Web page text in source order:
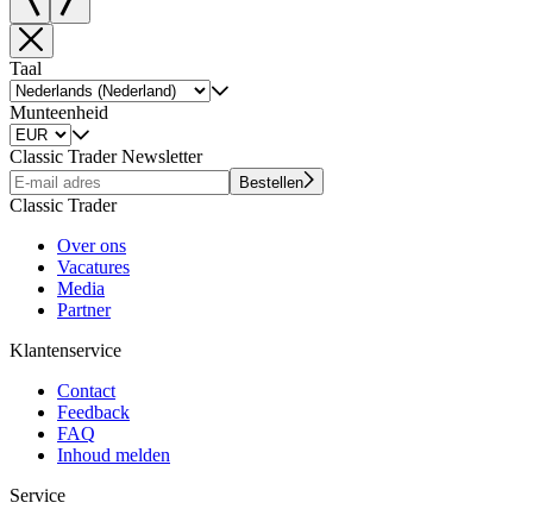
Taal
Munteenheid
Classic Trader Newsletter
Bestellen
Classic Trader
Over ons
Vacatures
Media
Partner
Klantenservice
Contact
Feedback
FAQ
Inhoud melden
Service